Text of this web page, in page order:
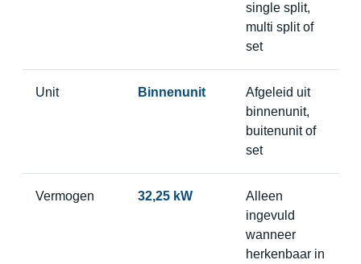
single split,
multi split of
set
Unit Binnenunit
Afgeleid uit
binnenunit,
buitenunit of
set
Vermogen 32,25 kW
Alleen
ingevuld
wanneer
herkenbaar in